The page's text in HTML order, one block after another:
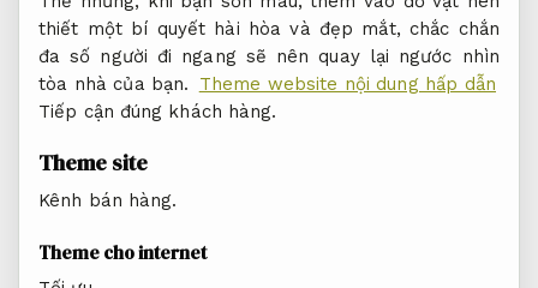
thiết một bí quyết hài hòa và đẹp mắt, chắc chắn
đa số người đi ngang sẽ nên quay lại ngước nhìn
tòa nhà của bạn.
Theme website nội dung hấp dẫn
Tiếp cận đúng khách hàng.
Theme site
Kênh bán hàng.
Theme cho internet